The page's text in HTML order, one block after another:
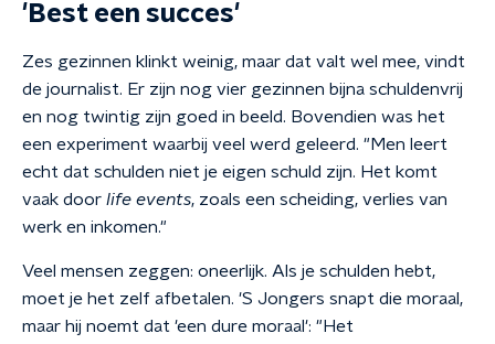
'Best een succes'
Zes gezinnen klinkt weinig, maar dat valt wel mee, vindt
de journalist. Er zijn nog vier gezinnen bijna schuldenvrij
en nog twintig zijn goed in beeld. Bovendien was het
een experiment waarbij veel werd geleerd. "Men leert
echt dat schulden niet je eigen schuld zijn. Het komt
vaak door life events, zoals een scheiding, verlies van
werk en inkomen."
Veel mensen zeggen: oneerlijk. Als je schulden hebt,
moet je het zelf afbetalen. 'S Jongers snapt die moraal,
maar hij noemt dat 'een dure moraal': "Het